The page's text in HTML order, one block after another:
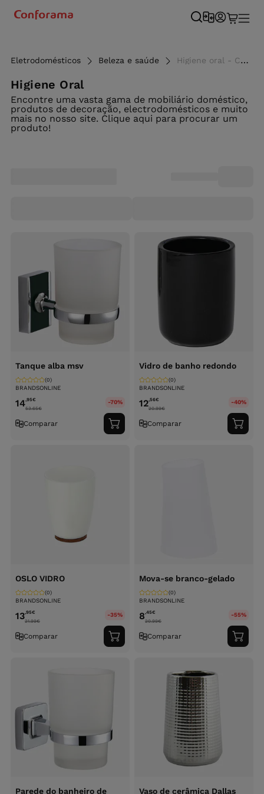
Eletrodomésticos Beleza e saúde Higiene oral - Conforama
Higiene Oral
Encontre uma vasta gama de mobiliário doméstico,
produtos de decoração, electrodomésticos e muito
mais no nosso site. Clique aqui para procurar um
produto!
Tanque alba msv
BRANDSONLINE
(0)
14,95€
53.65€
-70%
Comparar
Adicionar
ao
Vidro de banho redondo
BRANDSONLINE
(0)
12,56€
20.99€
-40%
Comparar
ao
OSLO VIDRO
BRANDSONLINE
(0)
13,95€
21.99€
-35%
Comparar
Adicionar
ao
Mova-se branco-gelado
BRANDSONLINE
(0)
8,45€
20.99€
-55%
Comparar
ao
Parede do banheiro de
Vaso de cerâmica Dallas